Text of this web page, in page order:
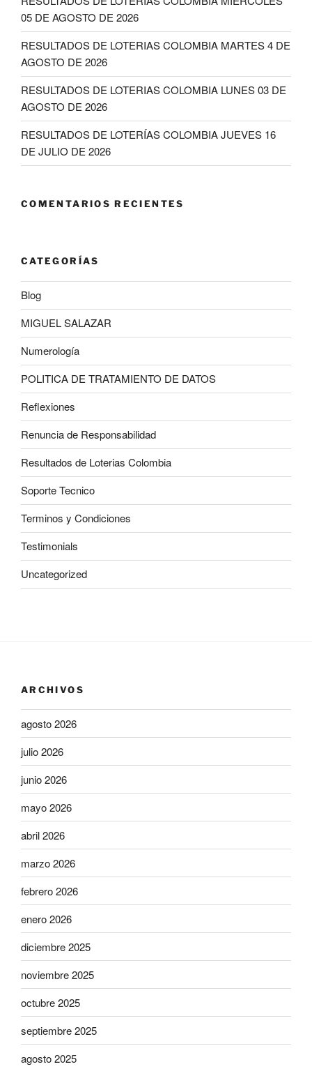
05 DE AGOSTO DE 2026
RESULTADOS DE LOTERIAS COLOMBIA MARTES 4 DE
AGOSTO DE 2026
RESULTADOS DE LOTERIAS COLOMBIA LUNES 03 DE
AGOSTO DE 2026
RESULTADOS DE LOTERÍAS COLOMBIA JUEVES 16
DE JULIO DE 2026
COMENTARIOS RECIENTES
CATEGORÍAS
Blog
MIGUEL SALAZAR
Numerología
POLITICA DE TRATAMIENTO DE DATOS
Reflexiones
Renuncia de Responsabilidad
Resultados de Loterias Colombia
Soporte Tecnico
Terminos y Condiciones
Testimonials
Uncategorized
ARCHIVOS
agosto 2026
julio 2026
junio 2026
mayo 2026
abril 2026
marzo 2026
febrero 2026
enero 2026
diciembre 2025
noviembre 2025
octubre 2025
septiembre 2025
agosto 2025